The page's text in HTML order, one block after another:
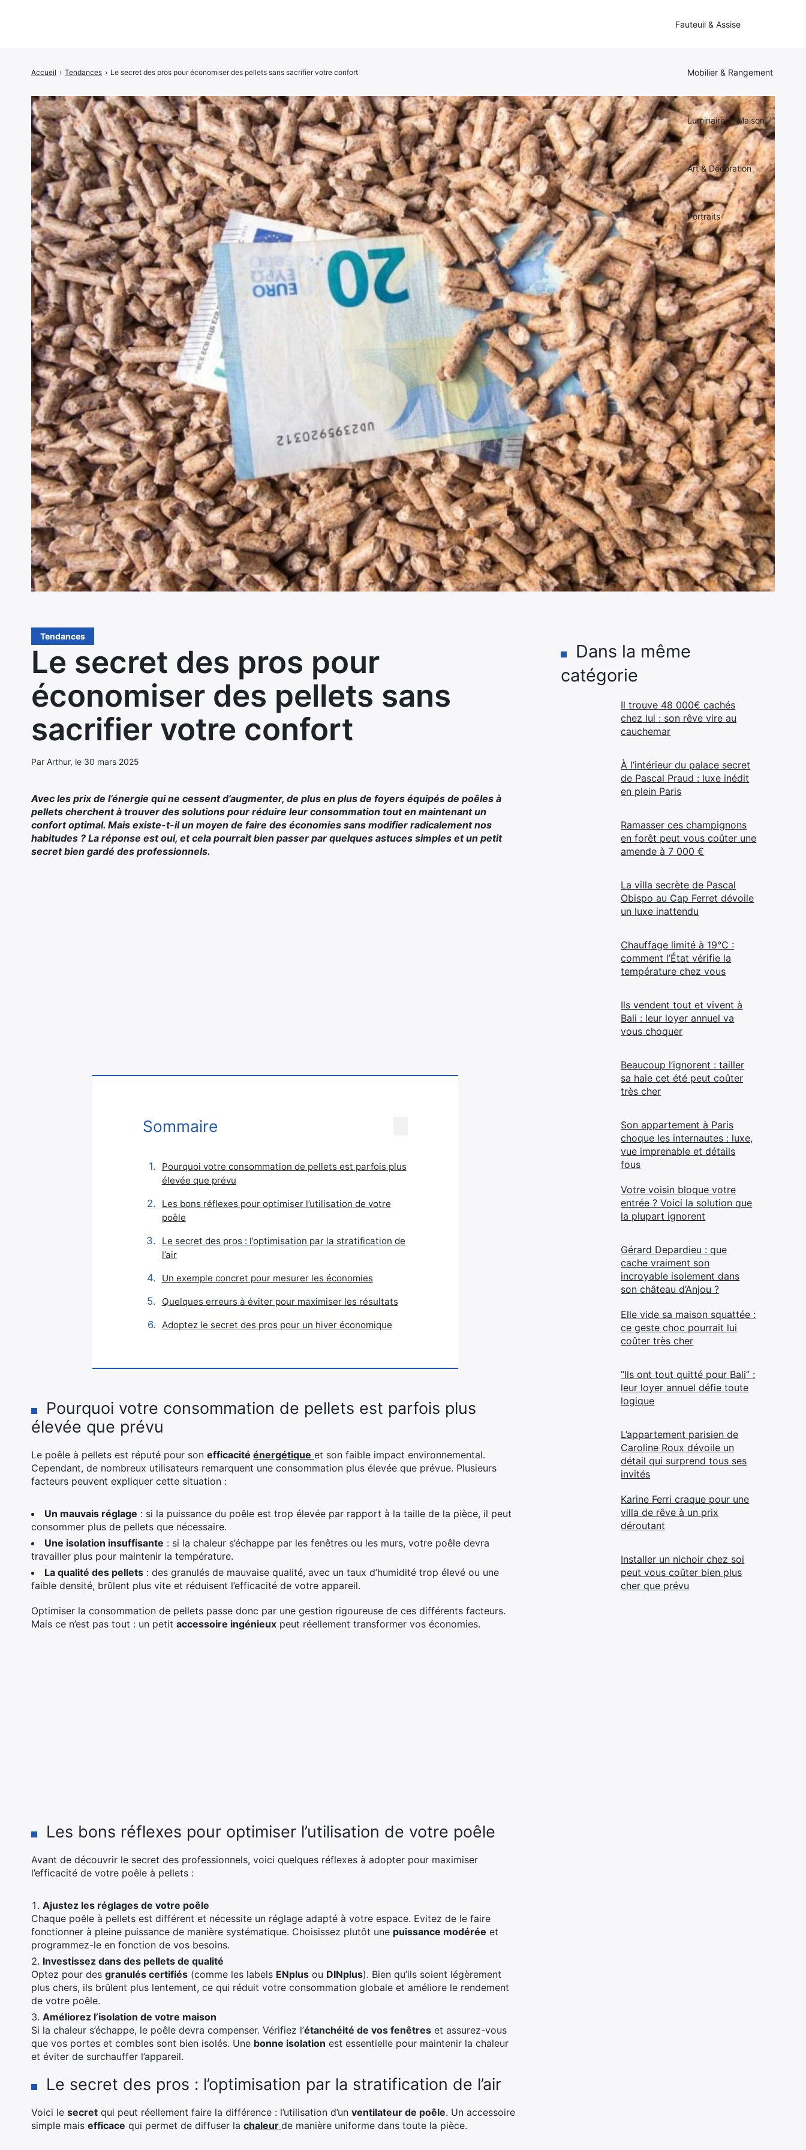
Accueil › Tendances › Le secret des pros pour économiser des pellets sans sacrifier votre confort
Tendances
Le secret des pros pour
économiser des pellets sans
sacrifier votre confort
Par Arthur, le 30 mars 2025
Avec les prix de l’énergie qui ne cessent d’augmenter, de plus en plus de foyers équipés de poêles à
pellets cherchent à trouver des solutions pour réduire leur consommation tout en maintenant un
confort optimal. Mais existe-t-il un moyen de faire des économies sans modifier radicalement nos
habitudes ? La réponse est oui, et cela pourrait bien passer par quelques astuces simples et un petit
secret bien gardé des professionnels.
Sommaire
Pourquoi votre consommation de pellets est parfois plus
élevée que prévu
Les bons réflexes pour optimiser l’utilisation de votre
poêle
Le secret des pros : l’optimisation par la stratification de
l’air
Un exemple concret pour mesurer les économies
Quelques erreurs à éviter pour maximiser les résultats
Adoptez le secret des pros pour un hiver économique
Pourquoi votre consommation de pellets est parfois plus
élevée que prévu
Le poêle à pellets est réputé pour son efficacité énergétique et son faible impact environnemental.
Cependant, de nombreux utilisateurs remarquent une consommation plus élevée que prévue. Plusieurs
facteurs peuvent expliquer cette situation :
Un mauvais réglage : si la puissance du poêle est trop élevée par rapport à la taille de la pièce, il peut
consommer plus de pellets que nécessaire.
Une isolation insuffisante : si la chaleur s’échappe par les fenêtres ou les murs, votre poêle devra
travailler plus pour maintenir la température.
La qualité des pellets : des granulés de mauvaise qualité, avec un taux d’humidité trop élevé ou une
faible densité, brûlent plus vite et réduisent l’efficacité de votre appareil.
Optimiser la consommation de pellets passe donc par une gestion rigoureuse de ces différents facteurs.
Mais ce n’est pas tout : un petit accessoire ingénieux peut réellement transformer vos économies.
Les bons réflexes pour optimiser l’utilisation de votre poêle
Avant de découvrir le secret des professionnels, voici quelques réflexes à adopter pour maximiser
l’efficacité de votre poêle à pellets :
Ajustez les réglages de votre poêle
Chaque poêle à pellets est différent et nécessite un réglage adapté à votre espace. Evitez de le faire
fonctionner à pleine puissance de manière systématique. Choisissez plutôt une puissance modérée et
programmez-le en fonction de vos besoins.
Investissez dans des pellets de qualité
Optez pour des granulés certifiés (comme les labels ENplus ou DINplus). Bien qu’ils soient légèrement
plus chers, ils brûlent plus lentement, ce qui réduit votre consommation globale et améliore le rendement
de votre poêle.
Améliorez l’isolation de votre maison
Si la chaleur s’échappe, le poêle devra compenser. Vérifiez l’étanchéité de vos fenêtres et assurez-vous
que vos portes et combles sont bien isolés. Une bonne isolation est essentielle pour maintenir la chaleur
et éviter de surchauffer l’appareil.
Le secret des pros : l’optimisation par la stratification de l’air
Voici le secret qui peut réellement faire la différence : l’utilisation d’un ventilateur de poêle. Un accessoire
simple mais efficace qui permet de diffuser la chaleur de manière uniforme dans toute la pièce.
Dans la même
catégorie
Il trouve 48 000€ cachés
chez lui : son rêve vire au
cauchemar
À l’intérieur du palace secret
de Pascal Praud : luxe inédit
en plein Paris
Ramasser ces champignons
en forêt peut vous coûter une
amende à 7 000 €
La villa secrète de Pascal
Obispo au Cap Ferret dévoile
un luxe inattendu
Chauffage limité à 19°C :
comment l’État vérifie la
température chez vous
Ils vendent tout et vivent à
Bali : leur loyer annuel va
vous choquer
Beaucoup l’ignorent : tailler
sa haie cet été peut coûter
très cher
Son appartement à Paris
choque les internautes : luxe,
vue imprenable et détails
fous
Votre voisin bloque votre
entrée ? Voici la solution que
la plupart ignorent
Gérard Depardieu : que
cache vraiment son
incroyable isolement dans
son château d’Anjou ?
Elle vide sa maison squattée :
ce geste choc pourrait lui
coûter très cher
“Ils ont tout quitté pour Bali” :
leur loyer annuel défie toute
logique
L’appartement parisien de
Caroline Roux dévoile un
détail qui surprend tous ses
invités
Karine Ferri craque pour une
villa de rêve à un prix
déroutant
Installer un nichoir chez soi
peut vous coûter bien plus
cher que prévu
Fauteuil & Assise
Mobilier & Rangement
Luminaire Maison
Art & Décoration
Portraits